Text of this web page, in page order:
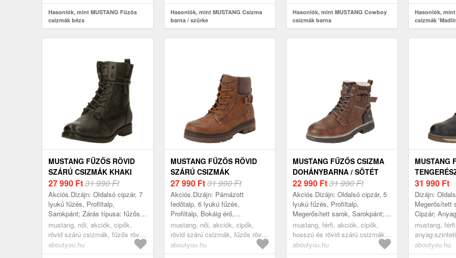
Hasonlók, mint MUSTANG Fűzős
csizmák bézs
Hasonlók, mint MUSTANG Csizma
barna / szürke
Hasonlók, mint MUSTANG Cowboy
csizmák barna
Hasonlók, mint
csizmák
MUSTANG FŰZŐS RÖVID
SZÁRÚ CSIZMÁK KHAKI
27 990 Ft31 990 Ft
Akciós.Dizájn: Oldalsó cipzár, 7
lyukú fűzés, Profiltalp,
Sarokpánt; Zárás típusa: fűzős;
Anyag: Műbőr; Minta: Univerzális
színek; Anyag: Műbőr; Cipőorr:
...
mustang, női, akciók, cipők,
rövid szárú csizmák, fűzős rövid
szárú csizmák, khaki
aboutyou.hu
MUSTANG FŰZŐS RÖVID
SZÁRÚ CSIZMÁK
CSOKOLÁDÉ / KONYAK
27 990 Ft31 990 Ft
Akciós.Dizájn: Párnázott
fedőtalp, 6 lyukú fűzés,
Profiltalp, Bokáig érő,
Megerősített sarok; Zárás típusa:
fűzős; Sarokfajta: Tömbsarok;
Anyag: Műbőr; Mi...
mustang, női, akciók, cipők,
rövid szárú csizmák, fűzős rövid
szárú csizmák, csokoládé,
aboutyou.hu
MUSTANG FŰZŐS CSIZMA
DOHÁNYBARNA / SÖTÉT
BARNA
22 990 Ft31 990 Ft
Akciós.Dizájn: Oldalsó cipzár, 5
lyukú fűzés, Profiltalp,
Megerősített sarok, Sarokpánt;
Zárás típusa: fűzős; Anyag:
Műbőr; Minta: színtömbös;
Anyag: Műbő...
mustang, férfi, akciók, cipők,
hosszú és rövid szárú csizmák,
fűzős csizmák, dohánybarna,
aboutyou.hu
MUSTANG
31 990 Ft
Dizájn:
Megerősített
Cipzár;
Univerzális
Műbőr;
mustang,
aboutyou.hu